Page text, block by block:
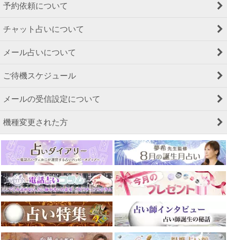
予約依頼について
チャット占いについて
メール占いについて
ご待機スケジュール
メールの受信設定について
機種変更された方